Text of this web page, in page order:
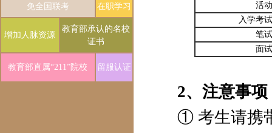
免全国联考 在职学习
增加人脉资源
教育部承认的名校
证书
教育部直属“211”院校 留服认证
活
入学考
笔
面
2、注意事项
① 考生请携